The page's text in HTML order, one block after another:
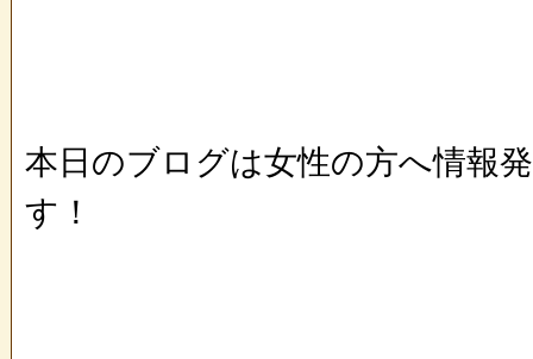
本日のブログは女性の方へ情報
す！